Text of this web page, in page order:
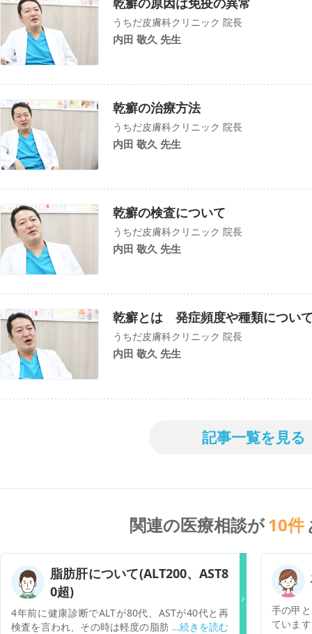
うちだ皮膚科クリニック 院長
内田 敬久 先生
乾癬の治療方法
うちだ皮膚科クリニック 院長
内田 敬久 先生
乾癬の検査について
うちだ皮膚科クリニック 院長
内田 敬久 先生
乾癬とは 発症頻度や種類につい
うちだ皮膚科クリニック 院長
内田 敬久 先生
記事一覧を見る
関連の医療相談が10件
脂肪肝について(ALT200、AST8
0超)
4年前に健康診断でALTが80代、ASTが40代と再
検査を言われ、その時は軽度の脂肪肝と診断され
手の甲
ていま